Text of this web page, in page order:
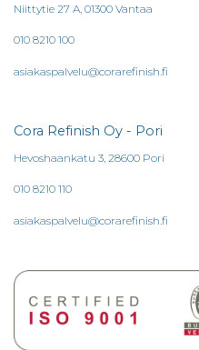
Niittytie 27 A, 01300 Vantaa
010 8210 100
asiakaspalvelu@corarefinish.fi
Cora Refinish Oy - Pori
Hevoshaankatu 3, 28600 Pori
010 8210 110
asiakaspalvelu@corarefinish.fi